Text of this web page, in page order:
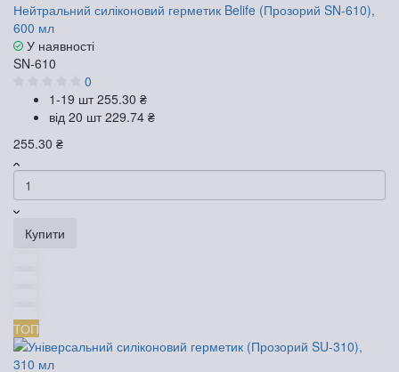
Нейтральний силіконовий герметик Belife (Прозорий SN-610),
600 мл
У наявності
SN-610
0
1-19 шт255.30 ₴
від 20 шт229.74 ₴
255.30 ₴
Купити
ТОП